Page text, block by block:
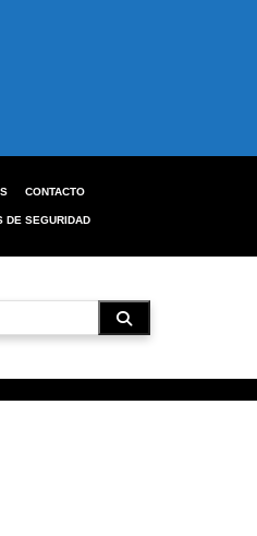
CONTACTO
DE SEGURIDAD